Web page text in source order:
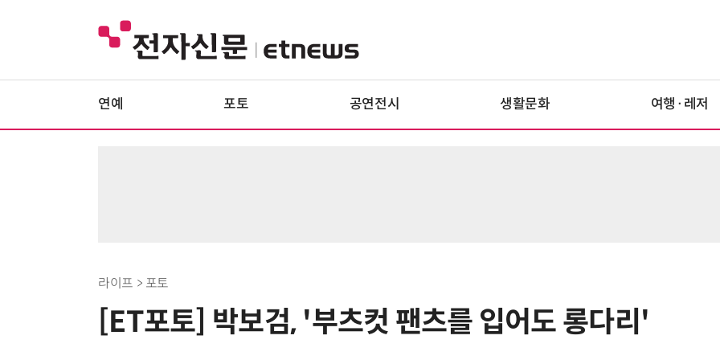
연예 포토 공연전시 생활문화 여행·레저
라이프 > 포토
[ET포토] 박보검, '부츠컷 팬츠를 입어도 롱다리'